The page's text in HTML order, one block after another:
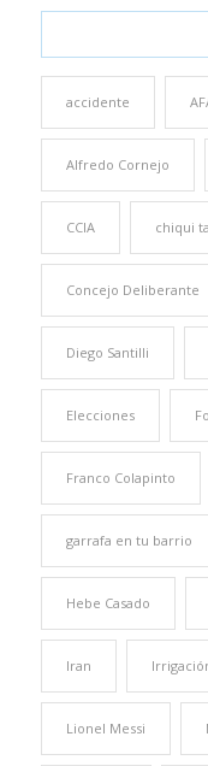
accidente
Alfredo Cornejo
CCIA chiqui
Concejo Deliberante
Diego Santilli
Elecciones
Franco Colapinto
garrafa en tu barrio
Hebe Casado
Iran
Lionel Messi